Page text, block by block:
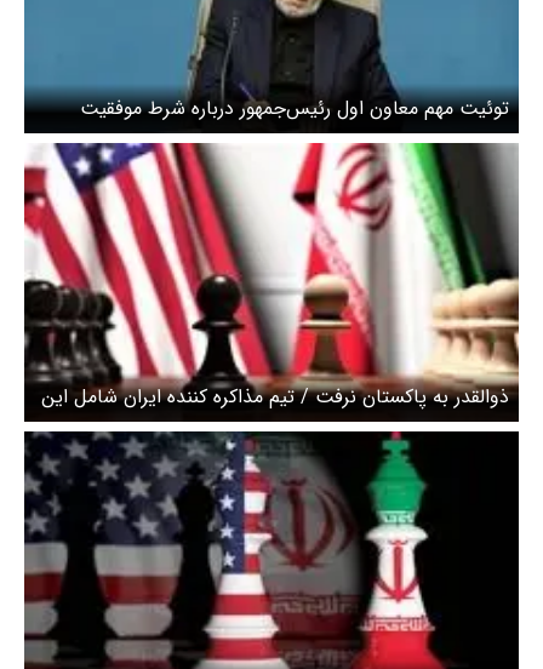
توئیت مهم معاون اول رئیس‌جمهور درباره شرط موفقیت
مذاکرات
ذوالقدر به پاکستان نرفت / تیم مذاکره کننده ایران شامل این
افراد است + ویدئو